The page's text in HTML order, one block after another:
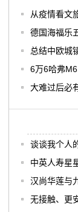
从疫情看文
德国海福乐
总结中欧城
6万6哈弗
大难过后必
谈谈我个人
中英人寿星
汉尚华莲与
无接触、更